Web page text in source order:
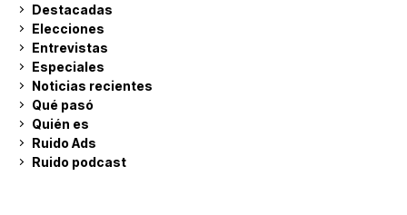
Destacadas
Elecciones
Entrevistas
Especiales
Noticias recientes
Qué pasó
Quién es
Ruido Ads
Ruido podcast